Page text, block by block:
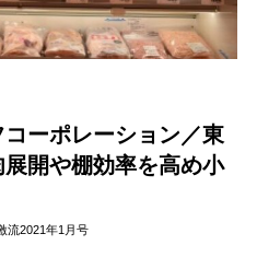
ーポレーション／東
開や棚効率を高め小
流2021年1月号